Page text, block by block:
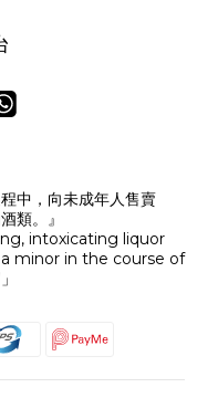
中，向未成年人售賣
類。』
intoxicating liquor
minor in the course of